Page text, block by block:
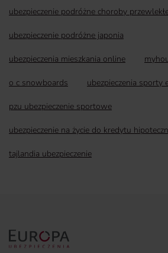
ubezpieczenie podróżne choroby
ubezpieczenie podróżne japonia
ubezpieczenia mieszkania online
o c snowboards ubezpieczenia sporty
pzu ubezpieczenie sportowe
ubezpieczenie na życie do kredytu
tajlandia ubezpieczenie